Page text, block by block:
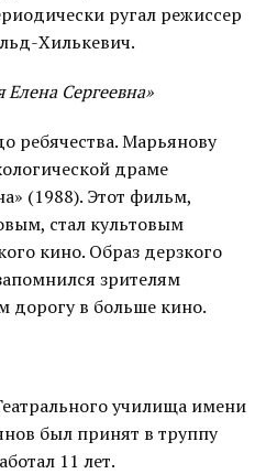
ругал режиссер
Хилькевич.
Сергеевна»
ребячества. Марьянову
драме
(1988). Этот фильм,
стал культовым
кино. Образ дерзкого
зрителям
дорогу в больше кино.
училища имени
был принят в труппу
11 лет.